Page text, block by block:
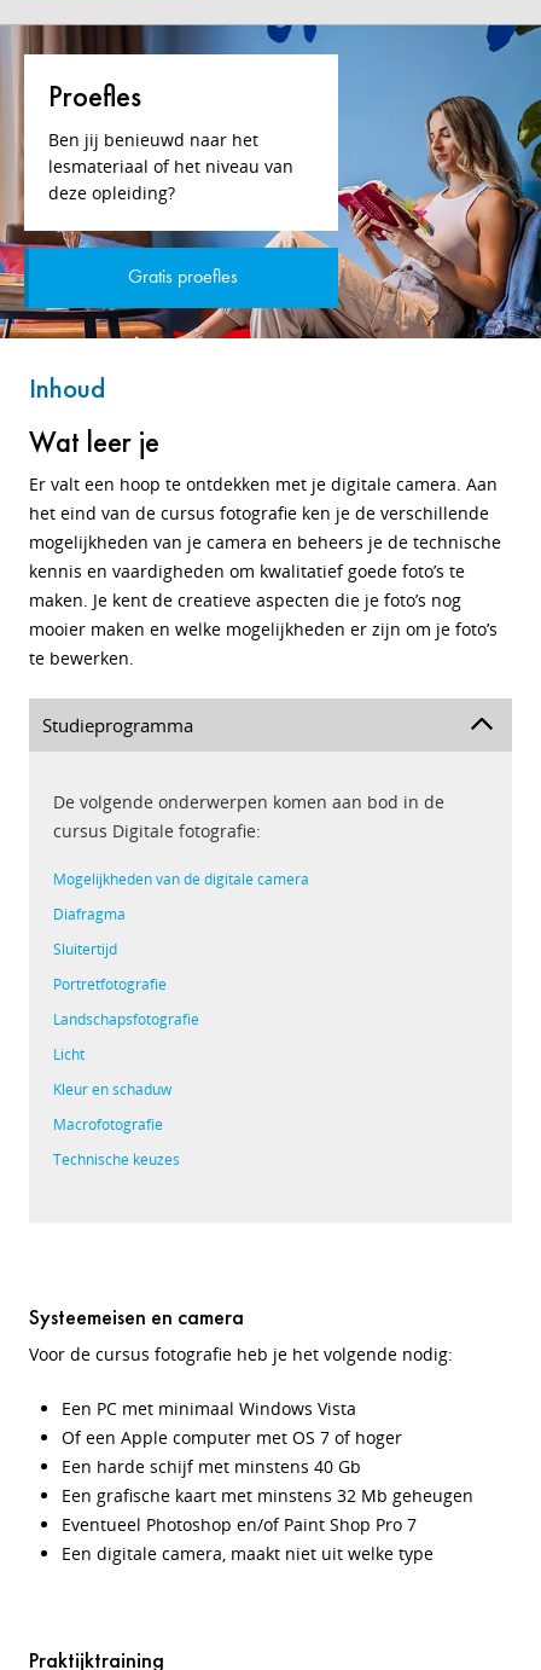
Proefles
Ben jij benieuwd naar het
lesmateriaal of het niveau van
deze opleiding?
Gratis proefles
Inhoud
Wat leer je
Er valt een hoop te ontdekken met je digitale camera. Aan
het eind van de cursus fotografie ken je de verschillende
mogelijkheden van je camera en beheers je de technische
kennis en vaardigheden om kwalitatief goede foto’s te
maken. Je kent de creatieve aspecten die je foto’s nog
mooier maken en welke mogelijkheden er zijn om je foto’s
te bewerken.
Studieprogramma
De volgende onderwerpen komen aan bod in de
cursus Digitale fotografie:
Mogelijkheden van de digitale camera
Diafragma
Sluitertijd
Portretfotografie
Landschapsfotografie
Licht
Kleur en schaduw
Macrofotografie
Technische keuzes
Systeemeisen en camera
Voor de cursus fotografie heb je het volgende nodig:
Een PC met minimaal Windows Vista
Of een Apple computer met OS 7 of hoger
Een harde schijf met minstens 40 Gb
Een grafische kaart met minstens 32 Mb geheugen
Eventueel Photoshop en/of Paint Shop Pro 7
Een digitale camera, maakt niet uit welke type
Praktijktraining